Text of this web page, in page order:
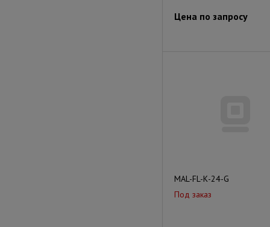
Цена по запросу
MAL-FL-К-24-G
Под заказ